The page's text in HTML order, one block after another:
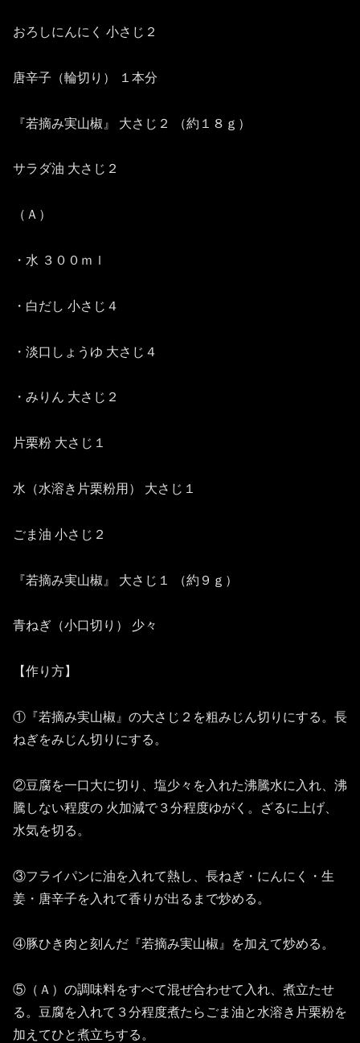
おろしにんにく 小さじ２
唐辛子（輪切り） １本分
『若摘み実山椒』 大さじ２ （約１８ｇ）
サラダ油 大さじ２
（Ａ）
・水 ３００ｍｌ
・白だし 小さじ４
・淡口しょうゆ 大さじ４
・みりん 大さじ２
片栗粉 大さじ１
水（水溶き片栗粉用） 大さじ１
ごま油 小さじ２
『若摘み実山椒』 大さじ１ （約９ｇ）
青ねぎ（小口切り） 少々
【作り方】
①『若摘み実山椒』の大さじ２を粗みじん切りにする。長
ねぎをみじん切りにする。
②豆腐を一口大に切り、塩少々を入れた沸騰水に入れ、沸
騰しない程度の 火加減で３分程度ゆがく。ざるに上げ、
水気を切る。
③フライパンに油を入れて熱し、長ねぎ・にんにく・生
姜・唐辛子を入れて香りが出るまで炒める。
④豚ひき肉と刻んだ『若摘み実山椒』を加えて炒める。
⑤（Ａ）の調味料をすべて混ぜ合わせて入れ、煮立たせ
る。豆腐を入れて３分程度煮たらごま油と水溶き片栗粉を
加えてひと煮立ちする。